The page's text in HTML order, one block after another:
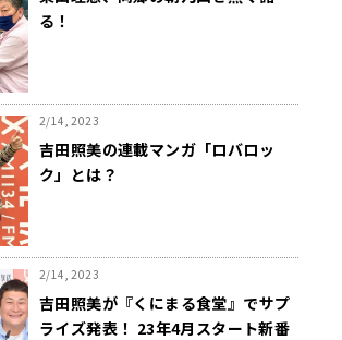
る！
2/14, 2023
吉田照美の連載マンガ「ロバロッ
ク」とは？
2/14, 2023
吉田照美が『くにまる食堂』でサプ
ライズ発表！ 23年4月スタート新番